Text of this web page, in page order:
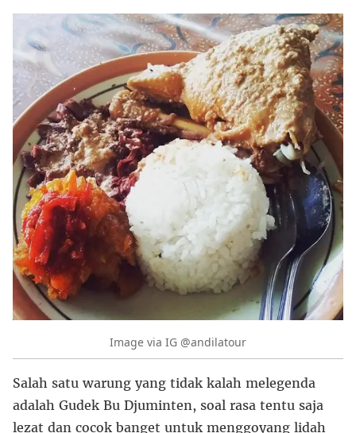
Image via IG @andilatour
Salah satu warung yang tidak kalah melegenda
adalah Gudek Bu Djuminten, soal rasa tentu saja
lezat dan cocok banget untuk menggoyang lidah